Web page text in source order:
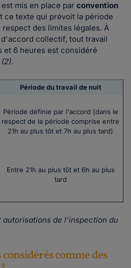
mis en place par convention
ce texte qui prévoit la période
des limites légales. À
collectif, tout travail
et 6 heures est considéré
(2).
Période du travail de nuit
Période définie par l'accord (dans le
respect de la période comprise entre
21h au plus tôt et 7h au plus tard)
Entre 21h au plus tôt et 6h au plus
tard
autorisations de l'inspection du
comme des